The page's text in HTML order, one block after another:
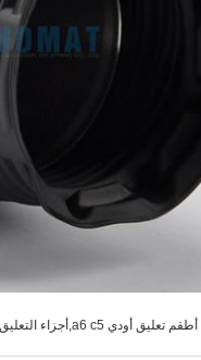
أطقم تعليق أودي a6 c5,أجزاء التعليق أودي a6